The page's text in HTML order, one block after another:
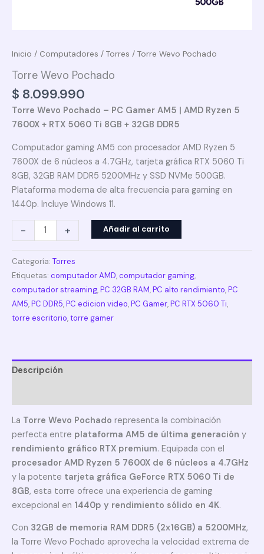
Inicio / Computadores / Torres / Torre Wevo Pochado
Torre Wevo Pochado
$ 8.099.990
Torre Wevo Pochado – PC Gamer AM5 | AMD Ryzen 5
7600X + RTX 5060 Ti 8GB + 32GB DDR5
Computador gaming AM5 con procesador AMD Ryzen 5
7600X de 6 núcleos a 4.7GHz, tarjeta gráfica RTX 5060 Ti
8GB, 32GB RAM DDR5 5200MHz y SSD NVMe 500GB.
Plataforma moderna de alta frecuencia para gaming en
1440p. Incluye Windows 11.
- + Añadir al carrito
Categoría: Torres
Etiquetas: computador AMD,computador gaming,
computador streaming,PC 32GB RAM,PC alto rendimiento,PC
AM5,PC DDR5,PC edicion video,PC Gamer,PC RTX 5060 Ti,
torre escritorio,torre gamer
Descripción
La Torre Wevo Pochado representa la combinación
perfecta entre plataforma AM5 de última generación y
rendimiento gráfico RTX premium. Equipada con el
procesador AMD Ryzen 5 7600X de 6 núcleos a 4.7GHz
y la potente tarjeta gráfica GeForce RTX 5060 Ti de
8GB, esta torre ofrece una experiencia de gaming
excepcional en 1440p y rendimiento sólido en 4K.
Con 32GB de memoria RAM DDR5 (2x16GB) a 5200MHz,
la Torre Wevo Pochado aprovecha la velocidad extrema de